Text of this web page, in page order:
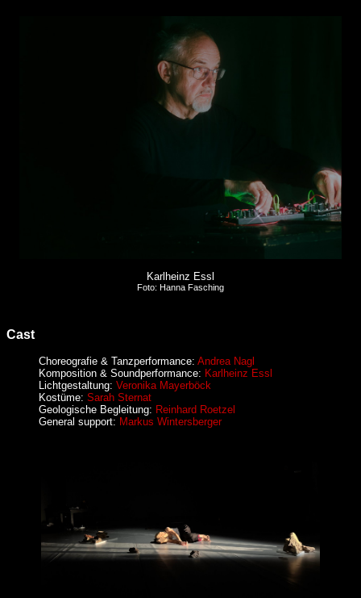
Karlheinz Essl
Foto: Hanna Fasching
Cast
Choreografie & Tanzperformance: Andrea Nagl
Komposition & Soundperformance: Karlheinz Essl
Lichtgestaltung: Veronika Mayerböck
Kostüme: Sarah Sternat
Geologische Begleitung: Reinhard Roetzel
General support: Markus Wintersberger